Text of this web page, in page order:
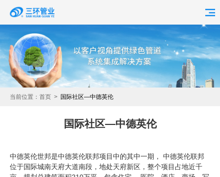
首页
走进三环
产品中心
联系我们
当前位置： 首页 > 国际社区—中德英伦
国际社区—中德英伦
中德英伦世邦是中德英伦联邦项目中的其中一期， 中德英伦联邦
位于国际城南天府大道南段，地处天府新区，整个项目占地近千